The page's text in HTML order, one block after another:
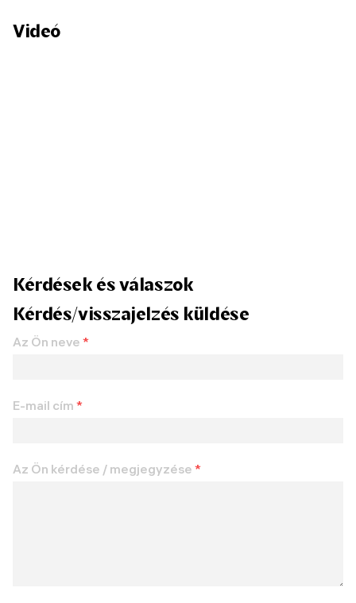
Videó
Kérdések és válaszok
Kérdés/visszajelzés küldése
Az Ön neve *
E-mail cím *
Az Ön kérdése / megjegyzése *